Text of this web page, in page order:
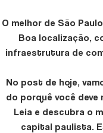
O melhor de São
Boa localização,
infraestrutura de
No post de hoje,
do porquê você deve
Leia e descubra o
capital paulista.